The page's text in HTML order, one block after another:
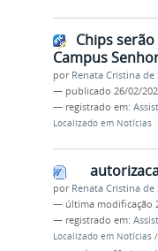
Chips
Campus
por Renata Cristina de
— publicado 26/02/
— registrado em:
Localizado em Notícias
por Renata Cristina de
— última modificação
— registrado em:
Localizado em Notícias /